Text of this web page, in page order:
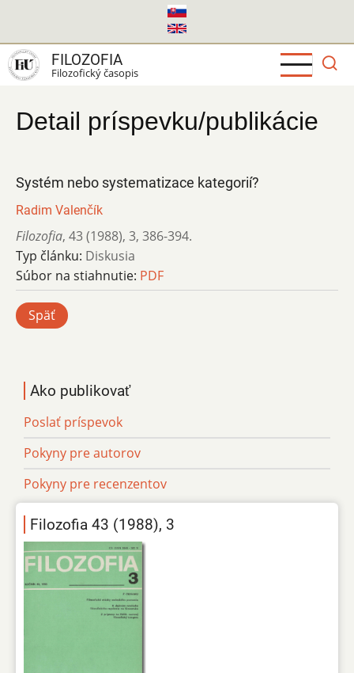
hlavný
obsah
FILOZOFIA
Filozofický časopis
Detail príspevku/publikácie
Systém nebo systematizace kategorií?
Radim Valenčík
Filozofia, 43 (1988), 3, 386-394.
Typ článku: Diskusia
Súbor na stiahnutie: PDF
Späť
Ako publikovať
Poslať príspevok
Pokyny pre autorov
Pokyny pre recenzentov
Filozofia 43 (1988), 3